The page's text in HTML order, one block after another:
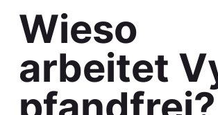
Wieso
arbeitet